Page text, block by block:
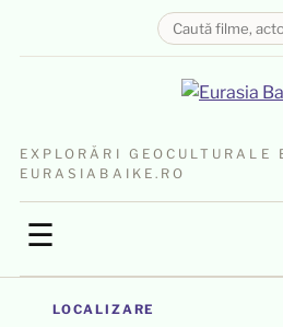
EXPLORĂRI GEOCULTURALE
EURASIABAIKE.RO
☰
LOCALIZARE